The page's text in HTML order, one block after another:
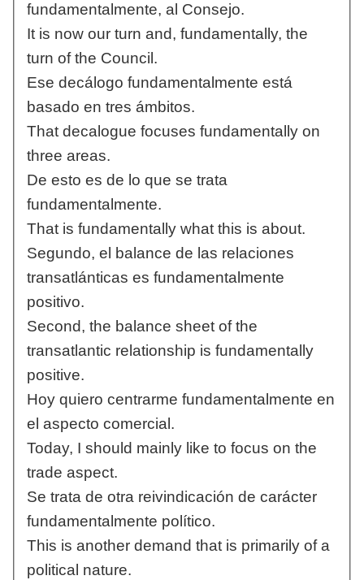
fundamentalmente, al Consejo.
It is now our turn and, fundamentally, the
turn of the Council.
Ese decálogo fundamentalmente está
basado en tres ámbitos.
That decalogue focuses fundamentally on
three areas.
De esto es de lo que se trata
fundamentalmente.
That is fundamentally what this is about.
Segundo, el balance de las relaciones
transatlánticas es fundamentalmente
positivo.
Second, the balance sheet of the
transatlantic relationship is fundamentally
positive.
Hoy quiero centrarme fundamentalmente en
el aspecto comercial.
Today, I should mainly like to focus on the
trade aspect.
Se trata de otra reivindicación de carácter
fundamentalmente político.
This is another demand that is primarily of a
political nature.